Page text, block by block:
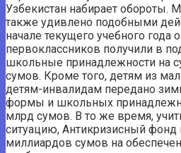
Узбекистан набирает обороты.
также удивлено подобными
начале текущего учебного года
первоклассников получили в
школьные принадлежности на
сумов. Кроме того, детям из
детям-инвалидам передано
формы и школьных
млрд сумов. В то же время,
ситуацию, Антикризисный
миллиардов сумов на